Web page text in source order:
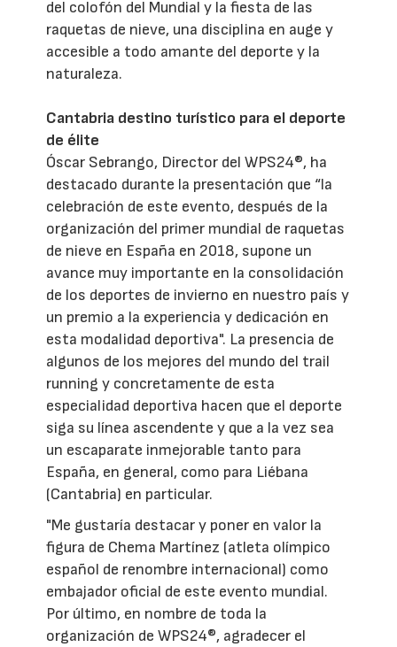
del colofón del Mundial y la fiesta de las
raquetas de nieve, una disciplina en auge y
accesible a todo amante del deporte y la
naturaleza.
Cantabria destino turístico para el deporte
de élite
Óscar Sebrango, Director del WPS24®, ha
destacado durante la presentación que “la
celebración de este evento, después de la
organización del primer mundial de raquetas
de nieve en España en 2018, supone un
avance muy importante en la consolidación
de los deportes de invierno en nuestro país y
un premio a la experiencia y dedicación en
esta modalidad deportiva". La presencia de
algunos de los mejores del mundo del trail
running y concretamente de esta
especialidad deportiva hacen que el deporte
siga su línea ascendente y que a la vez sea
un escaparate inmejorable tanto para
España, en general, como para Liébana
(Cantabria) en particular.
"Me gustaría destacar y poner en valor la
figura de Chema Martínez (atleta olímpico
español de renombre internacional) como
embajador oficial de este evento mundial.
Por último, en nombre de toda la
organización de WPS24®, agradecer el